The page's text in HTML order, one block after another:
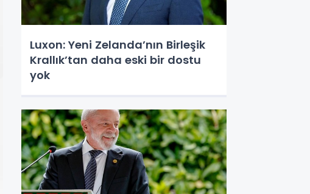
Luxon: Yeni Zelanda’nın Birleşik
Krallık’tan daha eski bir dostu
yok